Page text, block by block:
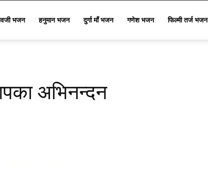
भजन हनुमान भजन दुर्गा माँ भजन गणेश भजन फिल्मी तर्ज भजन
अभिनन्दन